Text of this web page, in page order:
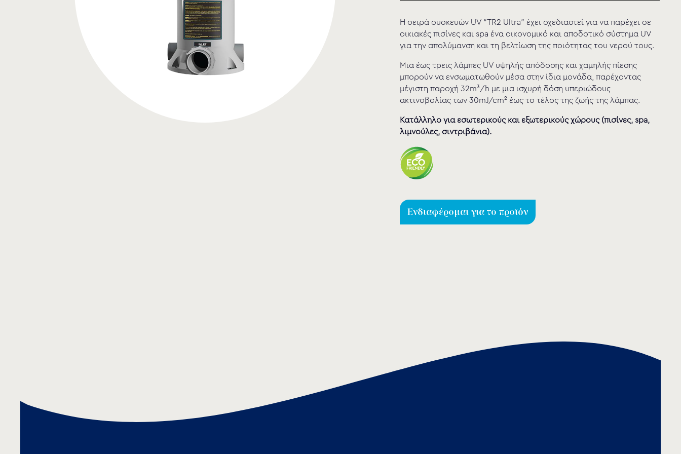
Η σειρά συσκευών UV “TR2 Ultra” έχει σχεδιαστεί για να παρέχει σε
οικιακές πισίνες και spa ένα οικονομικό και αποδοτικό σύστημα UV
για την απολύμανση και τη βελτίωση της ποιότητας του νερού τους.
Μια έως τρεις λάμπες UV υψηλής απόδοσης και χαμηλής πίεσης
μπορούν να ενσωματωθούν μέσα στην ίδια μονάδα, παρέχοντας
μέγιστη παροχή 32m³/h με μια ισχυρή δόση υπεριώδους
ακτινοβολίας των 30mJ/cm² έως το τέλος της ζωής της λάμπας.
Κατάλληλο για εσωτερικούς και εξωτερικούς χώρους (πισίνες, spa,
λιμνούλες, σιντριβάνια).
Ενδιαφέρομαι για το προϊόν